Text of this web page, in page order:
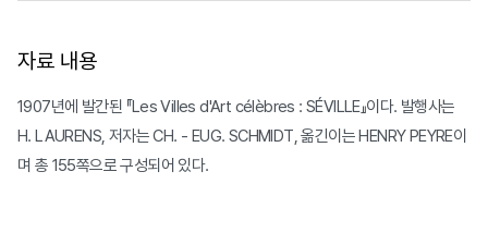
자료 내용
1907년에 발간된 『Les Villes d'Art célèbres : SÉVILLE』이다. 발행사는
H. LAURENS, 저자는 CH. - EUG. SCHMIDT, 옮긴이는 HENRY PEYRE이
며 총 155쪽으로 구성되어 있다.